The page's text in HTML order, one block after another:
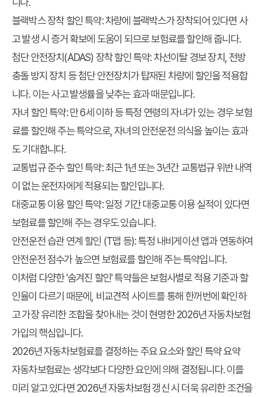
블랙박스 장착 할인 특약: 차량에 블랙박스가 장착되어 있다면 사
고 발생 시 증거 확보에 도움이 되므로 보험료를 할인해 줍니다.
첨단 안전장치(ADAS) 장착 할인 특약: 차선이탈 경보 장치, 전방
충돌 방지 장치 등 첨단 안전장치가 탑재된 차량에 할인을 적용합
니다. 이는 사고 발생률을 낮추는 효과 때문입니다.
자녀 할인 특약: 만 6세 이하 등 특정 연령의 자녀가 있는 경우 보험
료를 할인해 주는 특약으로, 자녀의 안전운전 의식을 높이는 효과
도 기대합니다.
교통법규 준수 할인 특약: 최근 1년 또는 3년간 교통법규 위반 내역
이 없는 운전자에게 적용되는 할인입니다.
대중교통 이용 할인 특약: 일정 기간 대중교통 이용 실적이 있다면
보험료를 할인해 주는 경우도 있습니다.
안전운전 습관 연계 할인 (T맵 등): 특정 내비게이션 앱과 연동하여
안전운전 점수가 높으면 보험료를 할인해 주는 특약입니다.
이처럼 다양한 '숨겨진 할인' 특약들은 보험사별로 적용 기준과 할
인율이 다르기 때문에, 비교견적 사이트를 통해 한꺼번에 확인하
고 가장 유리한 조합을 찾아내는 것이 현명한 2026년 자동차보험
가입의 핵심입니다.
2026년 자동차보험료를 결정하는 주요 요소와 할인 특약 요약
자동차보험료는 생각보다 다양한 요인에 의해 결정됩니다. 이를
미리 알고 있다면 2026년 자동차보험 갱신 시 더욱 유리한 조건을